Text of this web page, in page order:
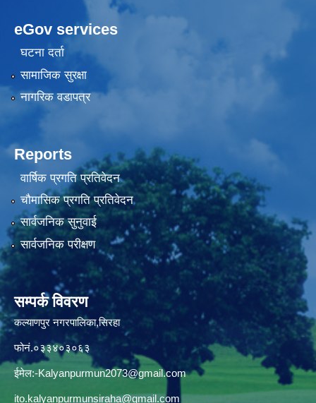
eGov services
घटना दर्ता
सामाजिक सुरक्षा
नागरिक वडापत्र
Reports
वार्षिक प्रगति प्रतिवेदन
चौमासिक प्रगति प्रतिवेदन
सार्वजनिक सुनुवाई
सार्वजनिक परीक्षण
सम्पर्क विवरण
कल्याणपुर नगरपालिका,सिरहा
फोनं.०३३४०३०६३
ईमेल:-Kalyanpurmun2073@gmail.com
ito.kalyanpurmunsiraha@gmail.com